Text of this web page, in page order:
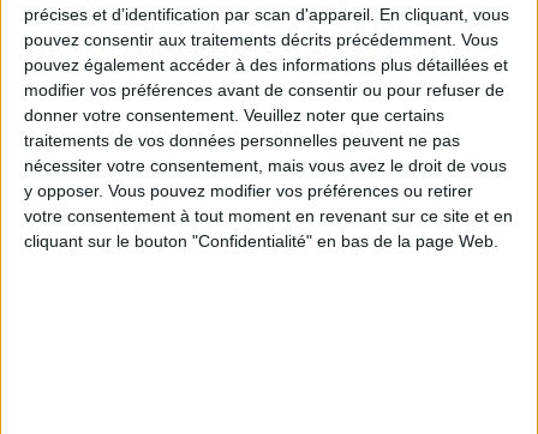
précises et d’identification par scan d'appareil. En cliquant, vous
pouvez consentir aux traitements décrits précédemment. Vous
pouvez également accéder à des informations plus détaillées et
modifier vos préférences avant de consentir ou pour refuser de
donner votre consentement. Veuillez noter que certains
traitements de vos données personnelles peuvent ne pas
nécessiter votre consentement, mais vous avez le droit de vous
y opposer. Vous pouvez modifier vos préférences ou retirer
votre consentement à tout moment en revenant sur ce site et en
cliquant sur le bouton "Confidentialité" en bas de la page Web.
Webinaires en direct
Chaque semaine, posez vos questions en live
en participant à des vidéo-conférences avec
Jean-Michel et les diététiciennes du
programme.